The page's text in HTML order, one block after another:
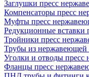
Заглушки пресс
Компенсаторы пресс
Муфты пресс
Редукционные вставки
Тройники пресс
Трубы из нержавеющей
Уголки и отводы пресс
Фланцы пресс